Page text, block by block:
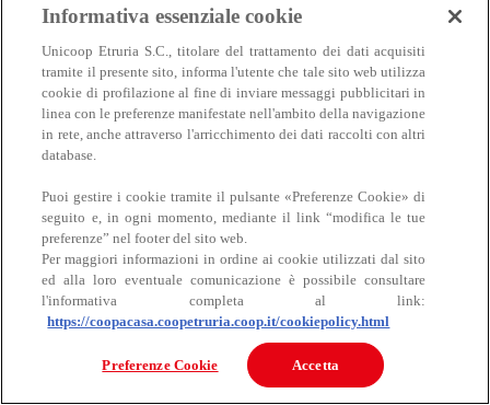
Carne
Carne
Bovino
Informativa essenziale cookie
Unicoop Etruria S.C., titolare del trattamento dei dati acquisiti
tramite il presente sito, informa l'utente che tale sito web utilizza
cookie di profilazione al fine di inviare messaggi pubblicitari in
linea con le preferenze manifestate nell'ambito della navigazione
in rete, anche attraverso l'arricchimento dei dati raccolti con altri
database.
Puoi gestire i cookie tramite il pulsante «Preferenze Cookie» di
seguito e, in ogni momento, mediante il link “modifica le tue
preferenze” nel footer del sito web.
Per maggiori informazioni in ordine ai cookie utilizzati dal sito
ed alla loro eventuale comunicazione è possibile consultare
l'informativa completa al link:
https://coopacasa.coopetruria.coop.it/cookiepolicy.html
Preferenze Cookie Accetta